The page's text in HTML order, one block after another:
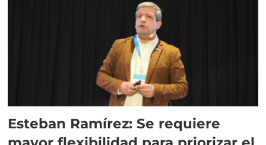
Esteban Ramírez: Se requiere